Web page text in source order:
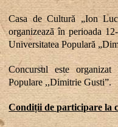
Casa de Cultură „Ion
organizează în perioada
Universitatea Populară
Concursul este
Populare ,,Dimitrie Gusti”.
Condiții de participare la